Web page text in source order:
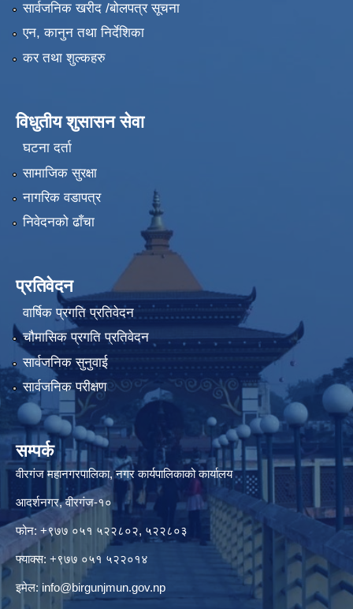
सार्वजनिक खरीद /बोलपत्र सूचना
एन, कानुन तथा निर्देशिका
कर तथा शुल्कहरु
विधुतीय शुसासन सेवा
घटना दर्ता
सामाजिक सुरक्षा
नागरिक वडापत्र
निवेदनको ढाँचा
प्रतिवेदन
वार्षिक प्रगति प्रतिवेदन
चौमासिक प्रगति प्रतिवेदन
सार्वजनिक सुनुवाई
सार्वजनिक परीक्षण
सम्पर्क
वीरगंज महानगरपालिका, नगर कार्यपालिकाको कार्यालय
आदर्शनगर, वीरगंज-१०
फोन: +९७७ ०५१ ५२२८०२, ५२२८०३
फ्याक्स: +९७७ ०५१ ५२२०१४
इमेल: info@birgunjmun.gov.np